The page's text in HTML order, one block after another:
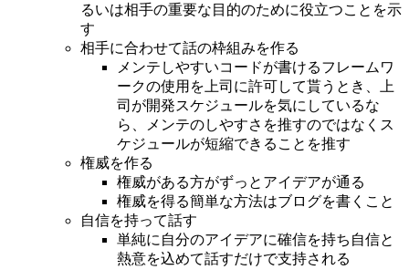
るいは相手の重要な目的のために役立つことを示
す
相手に合わせて話の枠組みを作る
メンテしやすいコードが書けるフレームワ
ークの使用を上司に許可して貰うとき、上
司が開発スケジュールを気にしているな
ら、メンテのしやすさを推すのではなくス
ケジュールが短縮できることを推す
権威を作る
権威がある方がずっとアイデアが通る
権威を得る簡単な方法はブログを書くこと
自信を持って話す
単純に自分のアイデアに確信を持ち自信と
熱意を込めて話すだけで支持される